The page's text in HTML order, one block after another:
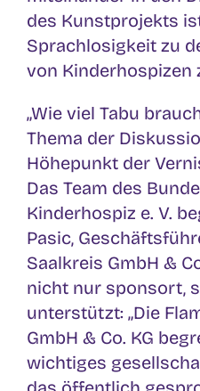
des Kunstprojekts
Sprachlosigkeit zu
von Kinderhospizen
„Wie viel Tabu
Thema der
Höhepunkt der
Das Team des
Kinderhospiz e. V.
Pasic,
Saalkreis GmbH &
nicht nur sponsort,
unterstützt: „Die
GmbH & Co. KG
wichtiges